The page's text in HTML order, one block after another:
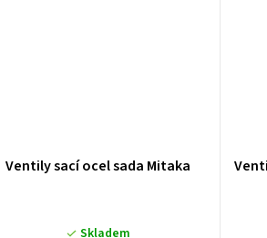
Ventily sací ocel sada Mitaka
Skladem